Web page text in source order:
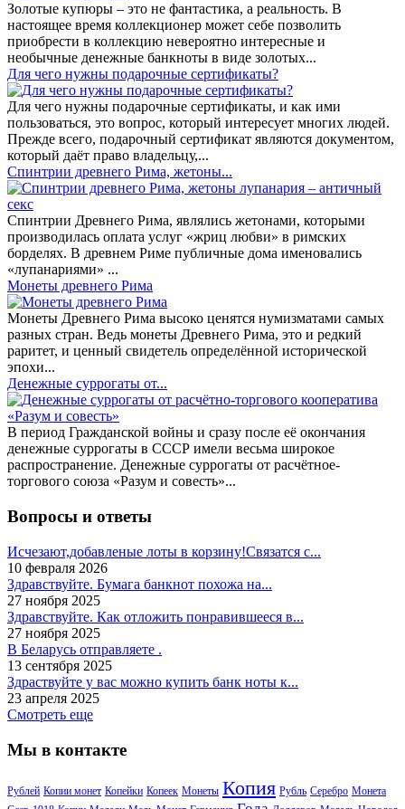
Золотые купюры – это не фантастика, а реальность. В
настоящее время коллекционер может себе позволить
приобрести в коллекцию невероятно интересные и
необычные денежные банкноты в виде золотых...
​Для чего нужны подарочные сертификаты?
Для чего нужны подарочные сертификаты, и как ими
пользоваться, это вопрос, который интересует многих людей.
Прежде всего, подарочный сертификат являются документом,
который даёт право владельцу,...
Спинтрии древнего Рима, жетоны...
Спинтрии Древнего Рима, являлись жетонами, которыми
производилась оплата услуг «жриц любви» в римских
борделях. В древнем Риме публичные дома именовались
«лупанариями» ...
Монеты древнего Рима
Монеты Древнего Рима высоко ценятся нумизматами самых
разных стран. Ведь монеты Древнего Рима, это и редкий
раритет, и ценный свидетель определённой исторической
эпохи...
Денежные суррогаты от...
В период Гражданской войны и сразу после её окончания
денежные суррогаты в СССР имели весьма широкое
распространение. Денежные суррогаты от расчётное-
торгового союза «Разум и совесть»...
Вопросы и ответы
Исчезают,добавленые лоты в корзину!Связатся с...
10 февраля 2026
Здравствуйте. Бумага банкнот похожа на...
27 ноября 2025
Здравствуйте. Как отложить понравившееся в...
27 ноября 2025
В Беларусь отправляете .
13 сентября 2025
Здраствуйте у вас можно купить банк ноты к...
23 апреля 2025
Смотреть еще
Мы в контакте
Рублей Копии монет Копейки Копеек Монеты Копия Рубль Серебро Монета